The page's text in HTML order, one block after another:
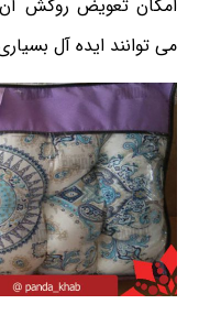
امکان تعویض روکش
می توانند ایده آل